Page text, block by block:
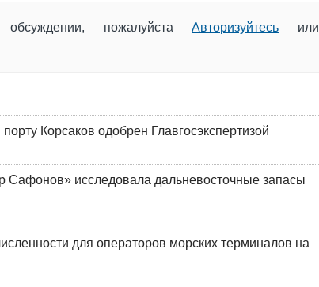
пожалуйстаАвторизуйтесь или
Корсаков одобрен Главгосэкспертизой
исследовала дальневосточные запасы
для операторов морских терминалов на